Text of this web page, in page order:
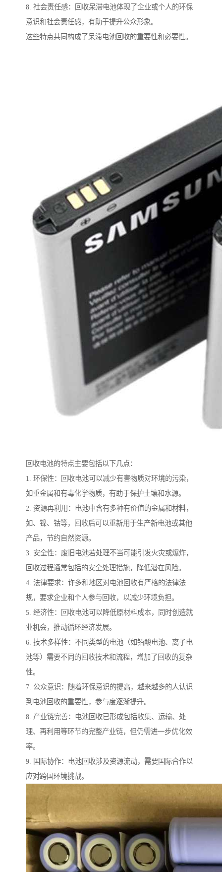
8. 社会责任感：回收呆滞电池体现了企业或个人的环保
意识和社会责任感，有助于提升公众形象。
这些特点共同构成了呆滞电池回收的重要性和必要性。
回收电池的特点主要包括以下几点：
1. 环保性：回收电池可以减少有害物质对环境的污染，
如重金属和有毒化学物质，有助于保护土壤和水源。
2. 资源再利用：电池中含有多种有价值的金属和材料，
如、镍、钴等，回收后可以重新用于生产新电池或其他
产品，节约自然资源。
3. 安全性：废旧电池若处理不当可能引发火灾或爆炸，
回收过程通常包括的安全处理措施，降低潜在风险。
4. 法律要求：许多和地区对电池回收有严格的法律法
规，要求企业和个人参与回收，以减少环境负担。
5. 经济性：回收电池可以降低原材料成本，同时创造就
业机会，推动循环经济发展。
6. 技术多样性：不同类型的电池（如铅酸电池、离子电
池等）需要不同的回收技术和流程，增加了回收的复杂
性。
7. 公众意识：随着环保意识的提高，越来越多的人认识
到电池回收的重要性，参与度逐渐提升。
8. 产业链完善：电池回收已形成包括收集、运输、处
理、再利用等环节的完整产业链，但仍需进一步优化效
率。
9. 国际协作：电池回收涉及资源流动，需要国际合作以
应对跨国环境挑战。